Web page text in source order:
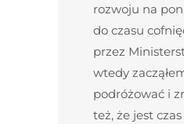
rozwoju na
do czasu
przez
wtedy
podróżować i
też, że jest